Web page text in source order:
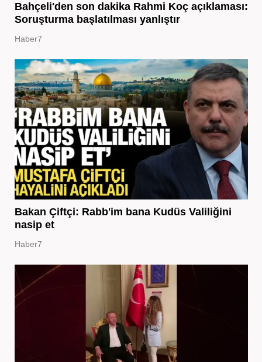
Bahçeli'den son dakika Rahmi Koç açıklaması:
Soruşturma başlatılması yanlıştır
Haber7
Bakan Çiftçi: Rabb'im bana Kudüs Valiliğini
nasip et
Haber7